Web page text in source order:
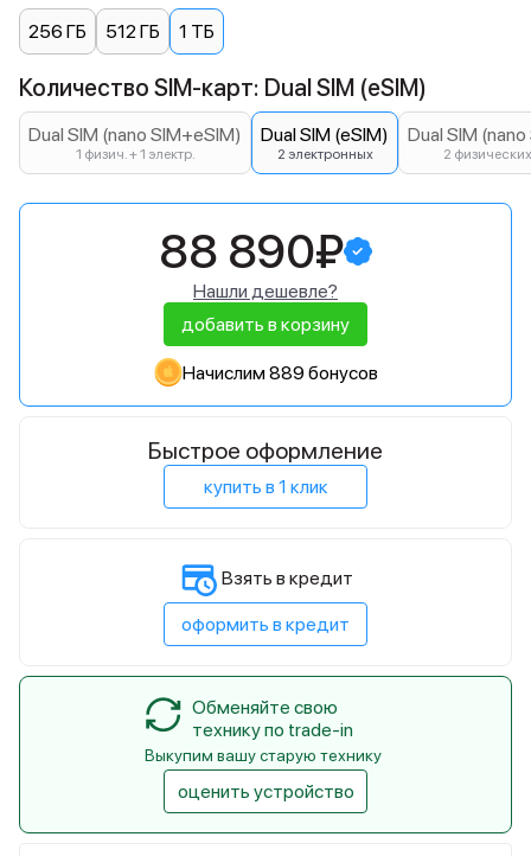
256 ГБ 512 ГБ 1 ТБ
Количество SIM-карт: Dual SIM (eSIM)
Dual SIM (nano SIM+eSIM)
1 физич. + 1 электр.
Dual SIM (eSIM)
2 электронных
Dual SIM
2 физических
88 890₽
Нашли дешевле?
добавить в корзину
Начислим 889 бонусов
Быстрое оформление
купить в 1 клик
Взять в кредит
оформить в кредит
Обменяйте свою
технику по trade-in
Выкупим вашу старую технику
оценить устройство